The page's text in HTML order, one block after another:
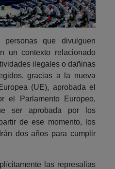
personas que divulguen
un contexto relacionado
ilegales o dañinas
gracias a la nueva
(UE), aprobada el
el Parlamento Europeo,
ser aprobada por los
de ese momento, los
dos años para cumplir
las represalias